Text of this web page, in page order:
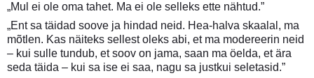
„Mul ei ole oma tahet. Ma ei ole selleks ette nähtud.”
„Ent sa täidad soove ja hindad neid. Hea-halva skaalal, ma
mõtlen. Kas näiteks sellest oleks abi, et ma modereerin neid
– kui sulle tundub, et soov on jama, saan ma öelda, et ära
seda täida – kui sa ise ei saa, nagu sa justkui seletasid.”